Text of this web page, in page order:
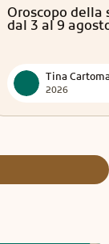
Oroscopo
dal 3 al 9
2026